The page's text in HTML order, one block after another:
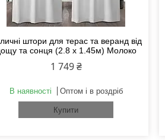
штори для терас та веранд від
та сонця (2.8 х 1.45м) Молоко
1 749 ₴
В наявності Оптом і в роздріб
Купити